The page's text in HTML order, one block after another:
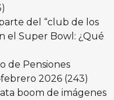
del “club de los
el Super Bowl: ¿Qué
de Pensiones
2026 (243)
boom de imágenes